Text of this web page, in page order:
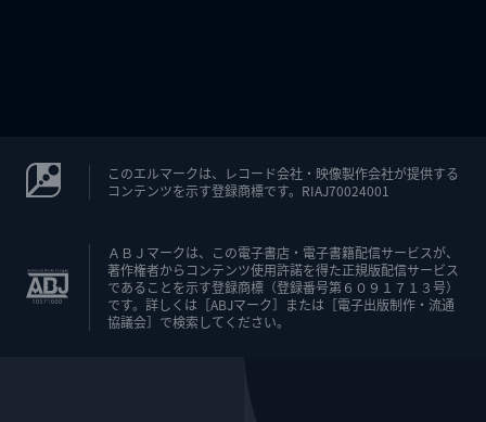
このエルマークは、レコード会社・映像製作会社が提供する
コンテンツを示す登録商標です。RIAJ70024001
ＡＢＪマークは、この電子書店・電子書籍配信サービスが、
著作権者からコンテンツ使用許諾を得た正規版配信サービス
であることを示す登録商標（登録番号第６０９１７１３号）
です。詳しくは［ABJマーク］または［電子出版制作・流通
協議会］で検索してください。